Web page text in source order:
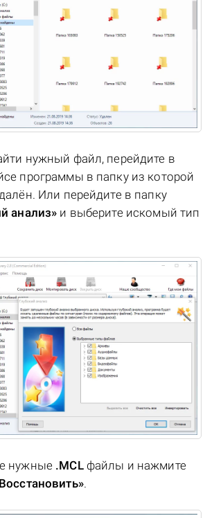
нужный файл, перейдите в
программы в папку из которой
Или перейдите в папку
анализ» и выберите искомый тип
нужные .MCLфайлы и нажмите
.